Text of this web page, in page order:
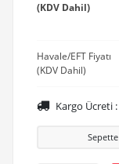
(KDV Dahil)
Havale/EFT Fiyatı
(KDV Dahil)
Kargo Ücreti :
Sepette